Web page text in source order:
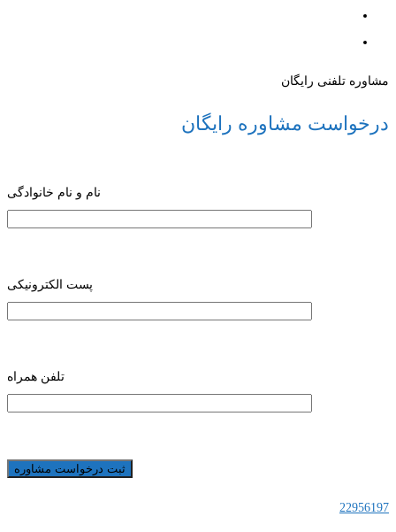
مشاوره تلفنی رایگان
درخواست مشاوره رایگان
نام و نام خانوادگی
پست الکترونیکی
تلفن همراه
22956197